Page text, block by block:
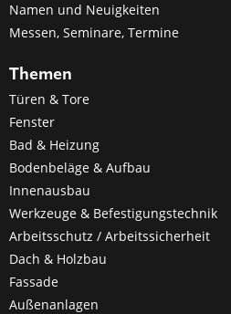
Namen und Neuigkeiten
Messen, Seminare, Termine
Themen
Türen & Tore
Fenster
Bad & Heizung
Bodenbeläge & Aufbau
Innenausbau
Werkzeuge & Befestigungstechnik
Arbeitsschutz / Arbeitssicherheit
Dach & Holzbau
Fassade
Außenanlagen